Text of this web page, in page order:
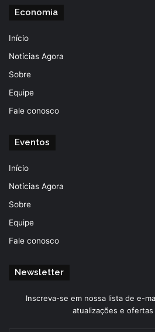
Economia
Início
Notícias Agora
Sobre
Equipe
Fale conosco
Eventos
Início
Notícias Agora
Sobre
Equipe
Fale conosco
Newsletter
Inscreva-se em nossa lista de e-
atualizações e ofertas